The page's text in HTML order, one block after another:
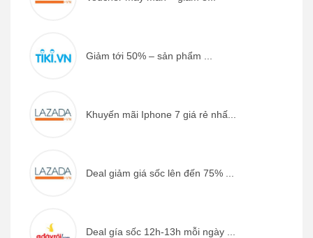
Giảm tới 50% – sản phẩm ...
Khuyến mãi Iphone 7 giá rẻ nhấ...
Deal giảm giá sốc lên đến 75% ...
Deal gía sốc 12h-13h mỗi ngày ...